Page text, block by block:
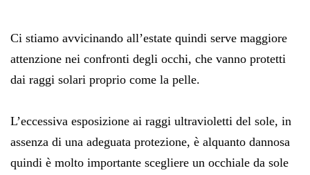
Ci stiamo avvicinando all’estate quindi serve maggiore
attenzione nei confronti degli occhi, che vanno protetti
dai raggi solari proprio come la pelle.
L’eccessiva esposizione ai raggi ultravioletti del sole, in
assenza di una adeguata protezione, è alquanto dannosa
quindi è molto importante scegliere un occhiale da sole